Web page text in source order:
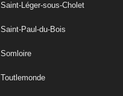
Saint-Léger-sous-Cholet
Saint-Paul-du-Bois
Somloire
Toutlemonde